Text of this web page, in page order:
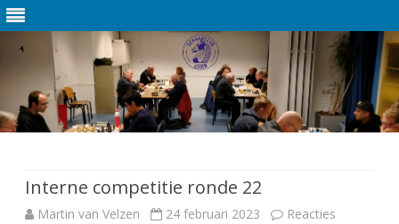
de
inhoud
Interne competitie ronde 22
Martin van Velzen 24 februari 2023
Reacties